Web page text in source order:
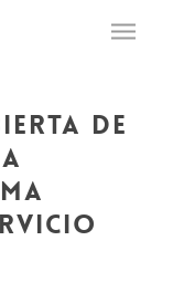
de